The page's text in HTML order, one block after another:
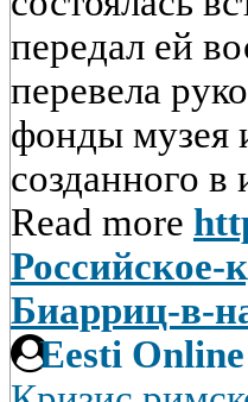
передал ей
перевела
фонды музея
созданного в
Read more
Российское-
Биарриц-в-
Eesti Online